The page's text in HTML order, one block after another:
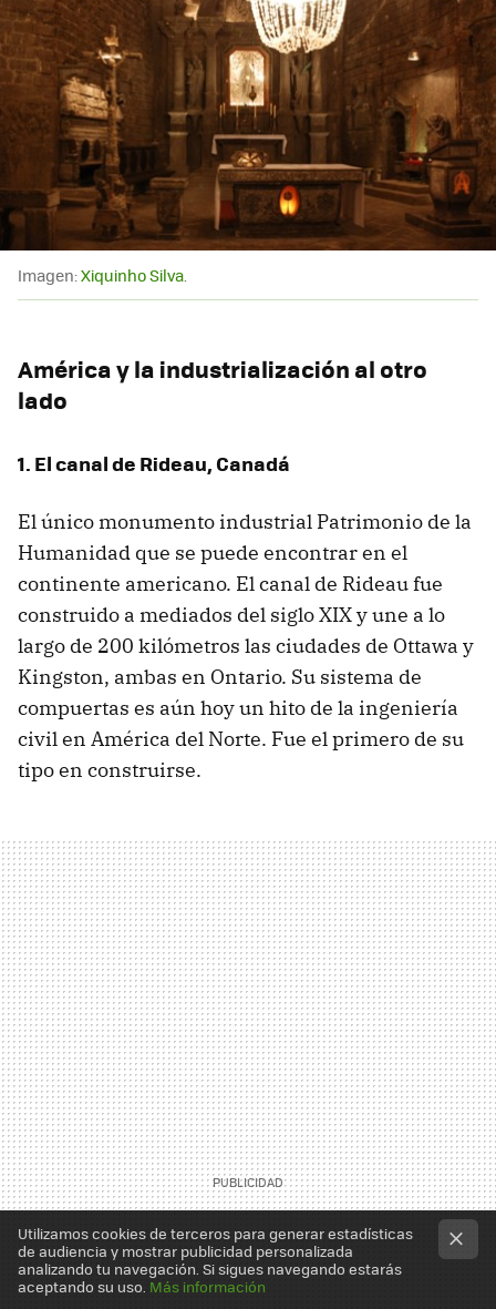
Imagen:Xiquinho Silva
América y la industrialización al otro
lado
1. El canal de Rideau, Canadá
El único monumento industrial Patrimonio de la
Humanidad que se puede encontrar en el
continente americano. El canal de Rideau fue
construido a mediados del siglo XIX y une a lo
largo de 200 kilómetros las ciudades de Ottawa y
Kingston, ambas en Ontario. Su sistema de
compuertas es aún hoy un hito de la ingeniería
civil en América del Norte. Fue el primero de su
tipo en construirse.
Utilizamos cookies de terceros para generar estadísticas
de audiencia y mostrar publicidad personalizada
analizando tu navegación. Si sigues navegando estarás
aceptando su uso. Más información